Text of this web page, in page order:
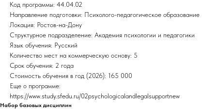
Код программы: 44.04.02
Направление подготовки: Психолого-педагогическое образование
Локация: Ростов-на-Дону
Структурное подразделение: Академия психологии и педагогики
Язык обучения: Русский
Количество мест на коммерческую основу: 5
Срок обучения: 2 года
Стоимость обучения в год (2026): 165 000
Еще о программе:
https://www.study.sfedu.ru/02psychologicalandlegalsupportnew
Набор базовых дисциплин